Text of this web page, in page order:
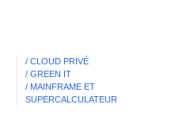
/ CLOUD PRIVÉ
/ GREEN IT
/ MAINFRAME ET
SUPERCALCULATEUR